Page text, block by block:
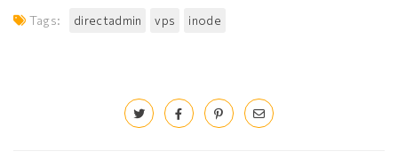
Tags: directadmin vps inode